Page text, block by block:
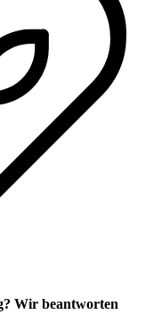
Wir beantworten